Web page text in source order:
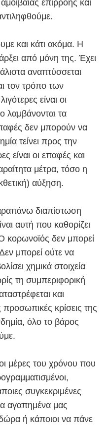
επιρροής και
και κάτι ακόμα. Η
από μόνη της. Έχει
αναπτύσσεται
τον τρόπο των
είναι οι
λαμβάνονται τα
δεν μπορούν να
τείνει προς την
είναι οι επαφές και
μέτρα, τόσο η
αύξηση.
διαπίστωση
αυτή που καθορίζει
κορωνοϊός δεν μπορεί
μπορεί ούτε να
χημικά στοιχεία
τη συμπεριφορική
και
κρίσεις της
όλο το βάρος
μέρες του χρόνου που
συγκεκριμένες
αγαπημένα μας
ή κάποιοι να πάνε